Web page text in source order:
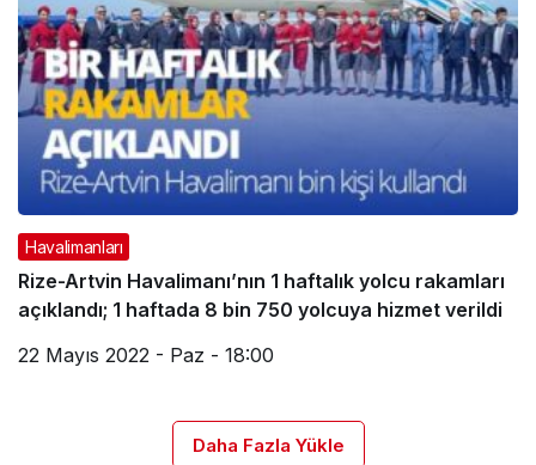
Havalimanları
Rize-Artvin Havalimanı’nın 1 haftalık yolcu rakamları
açıklandı; 1 haftada 8 bin 750 yolcuya hizmet verildi
22 Mayıs 2022 - Paz - 18:00
Daha Fazla Yükle